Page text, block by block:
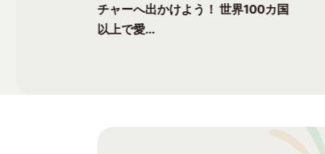
チャーへ出かけよう！ 世界100カ国
以上で愛...